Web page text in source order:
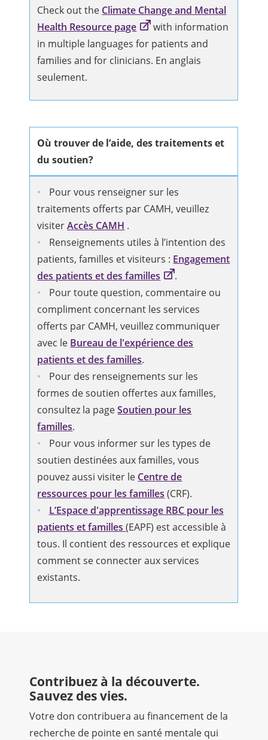
Check out the Climate Change and Mental
Health Resource page
with information
in multiple languages for patients and
families and for clinicians. En anglais
seulement.
Où trouver de l’aide, des traitements et
du soutien?
Pour vous renseigner sur les
traitements offerts par CAMH, veuillez
visiterAccès CAMH .
Renseignements utiles à l’intention des
patients, familles et visiteurs : Engagement
des patients et des familles
.
Pour toute question, commentaire ou
compliment concernant les services
offerts par CAMH, veuillez communiquer
avec le Bureau de l'expérience des
patients et des familles.
Pour des renseignements sur les
formes de soutien offertes aux familles,
consultez la pageSoutien pour les
familles.
Pour vous informer sur les types de
soutien destinées aux familles, vous
pouvez aussi visiter le Centre de
ressources pour les familles (CRF).
L’Espace d'apprentissage RBC pour les
patients et familles(EAPF) est accessible à
tous. Il contient des ressources et explique
comment se connecter aux services
existants.
Contribuez à la découverte.
Sauvez des vies.
Votre don contribuera au financement de la
recherche de pointe en santé mentale qui